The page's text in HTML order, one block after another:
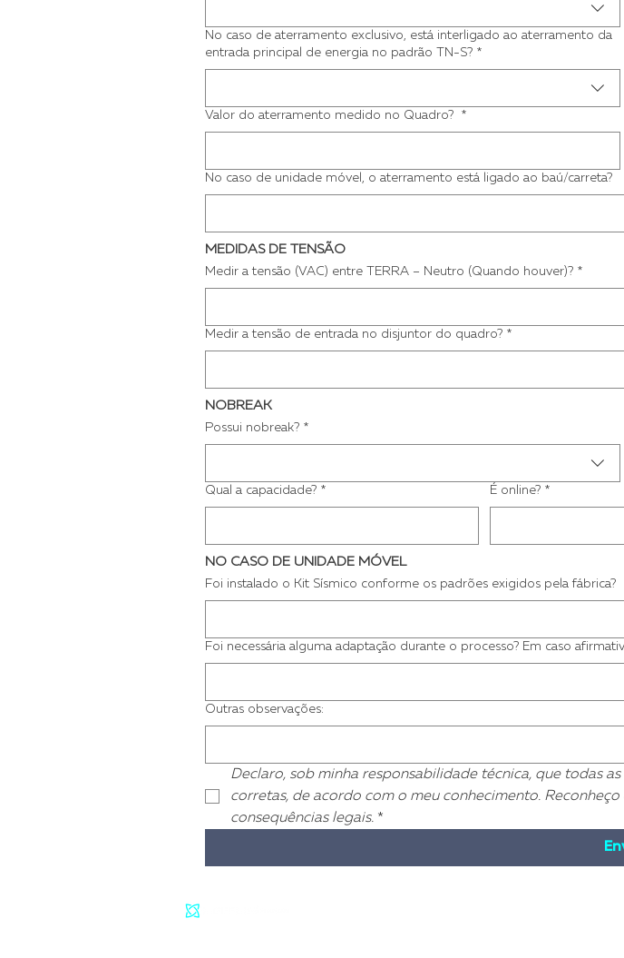
No caso de aterramento exclusivo, está interligado ao aterramento da
entrada principal de energia no padrão TN-S? *
Valor do aterramento medido no Quadro? *
No caso de unidade móvel, o aterramento está ligado ao baú/carreta?
MEDIDAS DE TENSÃO
Medir a tensão (VAC) entre TERRA – Neutro (Quando houver)? *
Medir a tensão de entrada no disjuntor do quadro? *
NOBREAK
Possui nobreak? *
Qual a capacidade? * É online? *
NO CASO DE UNIDADE MÓVEL
Foi instalado o Kit Sísmico conforme os padrões exigidos pela fábrica?
Foi necessária alguma adaptação durante o processo? Em caso
Outras observações:
Declaro, sob minha responsabilidade técnica, que todas
corretas, de acordo com o meu conhecimento.
consequências legais. *